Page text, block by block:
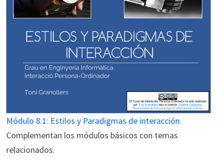
Módulo 8.1: Estilos y Paradigmas de interacción.
Complementan los módulos básicos con temas
relacionados.